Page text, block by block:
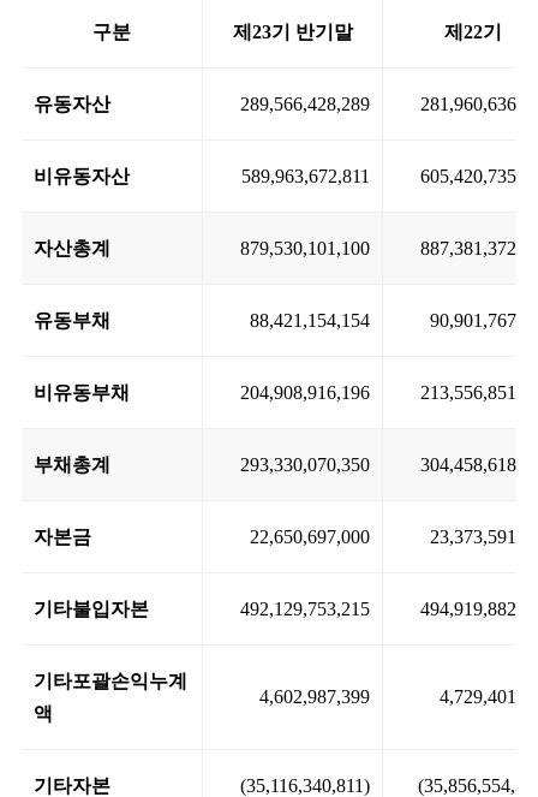
구분 제23기 반기말 제22기
유동자산 289,566,428,289
비유동자산 589,963,672,811
자산총계 879,530,101,100
유동부채 88,421,154,154
비유동부채 204,908,916,196
부채총계 293,330,070,350
자본금 22,650,697,000
기타불입자본 492,129,753,215
기타포괄손익누계
액
4,602,987,399
기타자본 (35,116,340,811)